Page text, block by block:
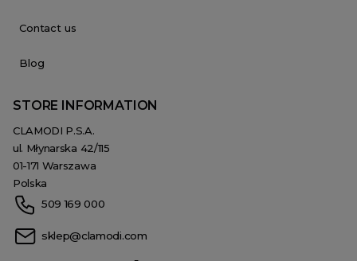
Contact us
Blog
STORE INFORMATION
CLAMODI P.S.A.
ul. Młynarska 42/115
01-171 Warszawa
Polska
509 169 000
sklep@clamodi.com